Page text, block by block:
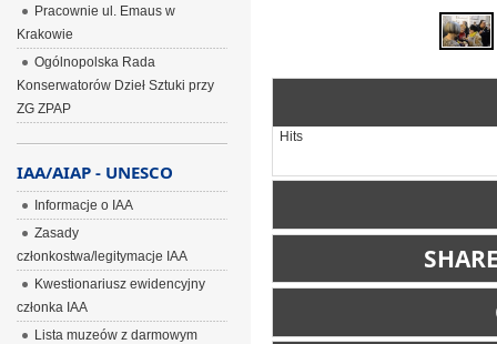
Hits
Include image:
Link image:
Pracownie ul. Emaus w
Krakowie
Ogólnopolska Rada
Konserwatorów Dzieł Sztuki przy
ZG ZPAP
IAA/AIAP - UNESCO
Informacje o IAA
Zasady
członkostwa/legitymacje IAA
Kwestionariusz ewidencyjny
członka IAA
Lista muzeów z darmowym